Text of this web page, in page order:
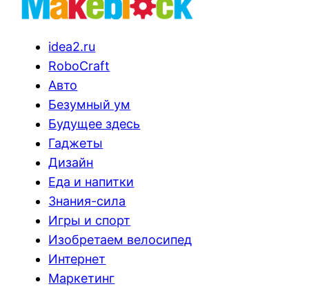
idea2.ru
RoboCraft
Авто
Безумный ум
Будущее здесь
Гаджеты
Дизайн
Еда и напитки
Знания-сила
Игры и спорт
Изобретаем велосипед
Интернет
Маркетинг